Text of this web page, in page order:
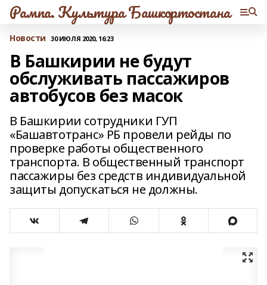
Рампа. Культура Башкортостана
Новости 30 ИЮЛЯ 2020, 16:23
В Башкирии не будут
обслуживать пассажиров
автобусов без масок
В Башкирии сотрудники ГУП
«Башавтотранс» РБ провели рейды по
проверке работы общественного
транспорта. В общественный транспорт
пассажиры без средств индивидуальной
защиты допускаться не должны.